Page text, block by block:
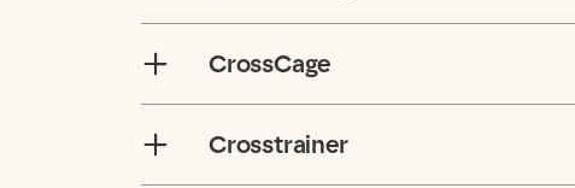
CrossCage
Crosstrainer